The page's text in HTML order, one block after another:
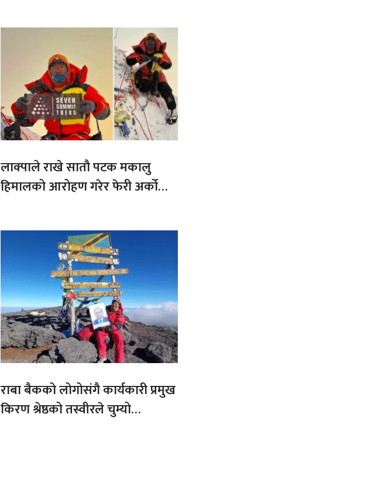
लाक्पाले राखे सातौ पटक मकालु
हिमालको आरोहण गरेर फेरी अर्को
राबा बैकको लोगोसंगै कार्यकारी प्रमुख
किरण श्रेष्ठको तस्वीरले चुम्यो